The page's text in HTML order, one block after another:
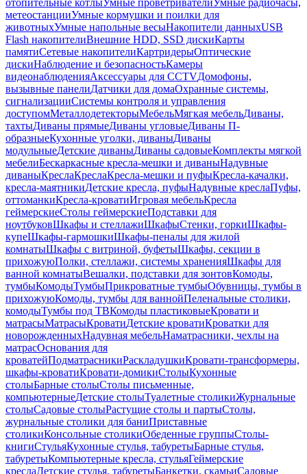
отопительные котлыУмные проветривателиУмные радиочасы,
метеостанцииУмные кормушки и поилки для
животныхУмные напольные весыНакопители данныхUSB
Flash накопителиВнешние HDD, SSD дискиКарты
памятиСетевые накопителиКартридерыОптические
дискиНаблюдение и безопасностьКамеры
видеонаблюденияАксессуары для CCTVДомофоны,
вызывные панелиДатчики для домаОхранные системы,
сигнализацииСистемы контроля и управления
доступомМеталлодетекторыМебельМягкая мебельДиваны,
тахтыДиваны прямыеДиваны угловыеДиваны П-
образныеКухонные уголки, диваныДиваны
модульныеДетские диваныДиваны садовыеКомплекты мягкой
мебелиБескаркасные кресла-мешки и диваныНадувные
диваныКреслаКреслаКресла-мешки и пуфыКресла-качалки,
кресла-маятникиДетские кресла, пуфыНадувные креслаПуфы,
оттоманкиКресла-кроватиИгровая мебельКресла
геймерскиеСтолы геймерскиеПодставки для
ноутбуковШкафы и стеллажиШкафыСтенки, горкиШкафы-
купеШкафы-гармошкиШкафы-пеналы для жилой
комнатыШкафы с витриной, буфетыШкафы, секции в
прихожуюПолки, стеллажи, системы храненияШкафы для
ванной комнатыВешалки, подставки для зонтовКомоды,
тумбыКомодыТумбыПрикроватные тумбыОбувницы, тумбы в
прихожуюКомоды, тумбы для ваннойПеленальные столики,
комодыТумбы под ТВКомоды пластиковыеКровати и
матрасыМатрасыКроватиДетские кроватиКроватки для
новорожденныхНадувная мебельНаматрасники, чехлы на
матрасОснования для
кроватейПодматрасникиРаскладушкиКровати-трансформеры,
шкафы-кроватиКровати-домикиСтолыКухонные
столыБарные столыСтолы письменные,
компьютерныеДетские столыТуалетные столикиЖурнальные
столыСадовые столыРастущие столы и партыСтолы,
журнальные столики для баниПриставные
столикиКонсольные столикиОбеденные группыСтолы-
книгиСтульяКухонные стулья, табуретыБарные стулья,
табуретыКомпьютерные кресла, стульяГеймерские
креслаДетские стулья, табуретыБанкетки, скамьиСадовые